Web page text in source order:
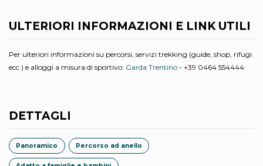
ULTERIORI INFORMAZIONI E LINK UTILI
Per ulteriori informazioni su percorsi, servizi trekking (guide, shop, rifugi
ecc.) e alloggi a misura di sportivo: Garda Trentino - +39 0464 554444
DETTAGLI
Panoramico Percorso ad anello